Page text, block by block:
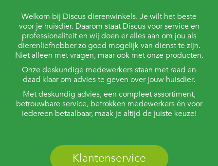
Welkom bij Discus dierenwinkels. Je wilt het beste
voor je huisdier. Daarom staat Discus voor service en
professionaliteit en wij doen er alles aan om jou als
dierenliefhebber zo goed mogelijk van dienst te zijn.
Niet alleen met vragen, maar ook met onze producten.
Onze deskundige medewerkers staan met raad en
daad klaar om advies te geven over jouw huisdier.
Met deskundig advies, een compleet assortiment,
betrouwbare service, betrokken medewerkers én voor
iedereen betaalbaar, maak je altijd de juiste keuze!
Klantenservice